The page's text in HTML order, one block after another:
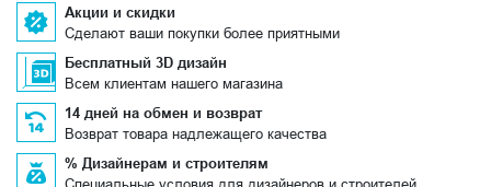
Акции и скидки
Сделают ваши покупки более приятными
Бесплатный 3D дизайн
Всем клиентам нашего магазина
14 дней на обмен и возврат
Возврат товара надлежащего качества
% Дизайнерам и строителям